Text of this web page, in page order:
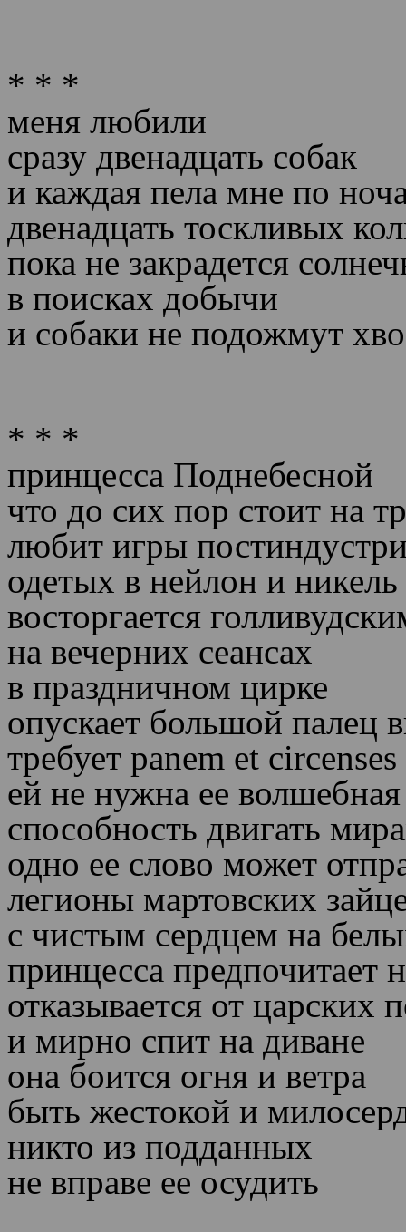
* * *
меня любили
сразу двенадцать собак
и каждая пела мне по
двенадцать тоскливых
пока не закрадется
в поисках добычи
и собаки не подожмут
* * *
принцесса Поднебесной
что до сих пор стоит на
любит игры
одетых в нейлон и никель
восторгается
на вечерних сеансах
в праздничном цирке
опускает большой палец
требует panem et circenses
ей не нужна ее волшебная
способность двигать
одно ее слово может
легионы мартовских
с чистым сердцем на
принцесса предпочитает
отказывается от царских
и мирно спит на диване
она боится огня и ветра
быть жестокой и
никто из подданных
не вправе ее осудить